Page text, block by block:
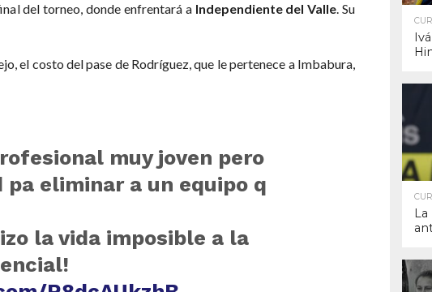
del torneo, donde enfrentará a Independiente del Valle. Su
el costo del pase de Rodríguez, que le pertenece a Imbabura,
muy joven pero
eliminar a un equipo q
la vida imposible a la
La